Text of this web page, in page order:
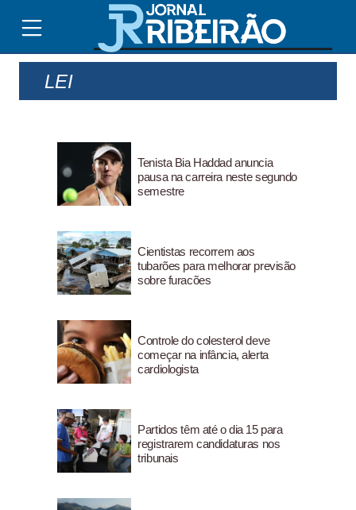
LEI
Tenista Bia Haddad anuncia
pausa na carreira neste segundo
semestre
Cientistas recorrem aos
tubarões para melhorar previsão
sobre furacões
Controle do colesterol deve
começar na infância, alerta
cardiologista
Partidos têm até o dia 15 para
registrarem candidaturas nos
tribunais